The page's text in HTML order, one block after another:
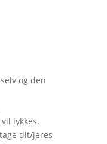
og den
lykkes.
dit/jeres